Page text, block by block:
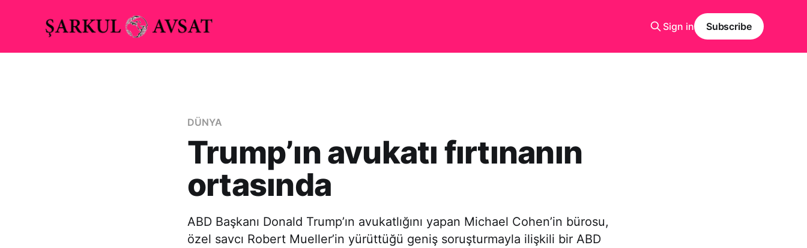
Sign in Subscribe
DÜNYA
Trump’ın avukatı fırtınanın
ortasında
ABD Başkanı Donald Trump’ın avukatlığını yapan Michael Cohen’in bürosu,
özel savcı Robert Mueller’in yürüttüğü geniş soruşturmayla ilişkili bir ABD